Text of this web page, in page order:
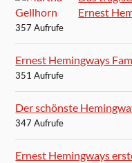
Ernest
357 Aufrufe
Ernest Hemingways
351 Aufrufe
Der schönste
347 Aufrufe
Ernest Hemingways